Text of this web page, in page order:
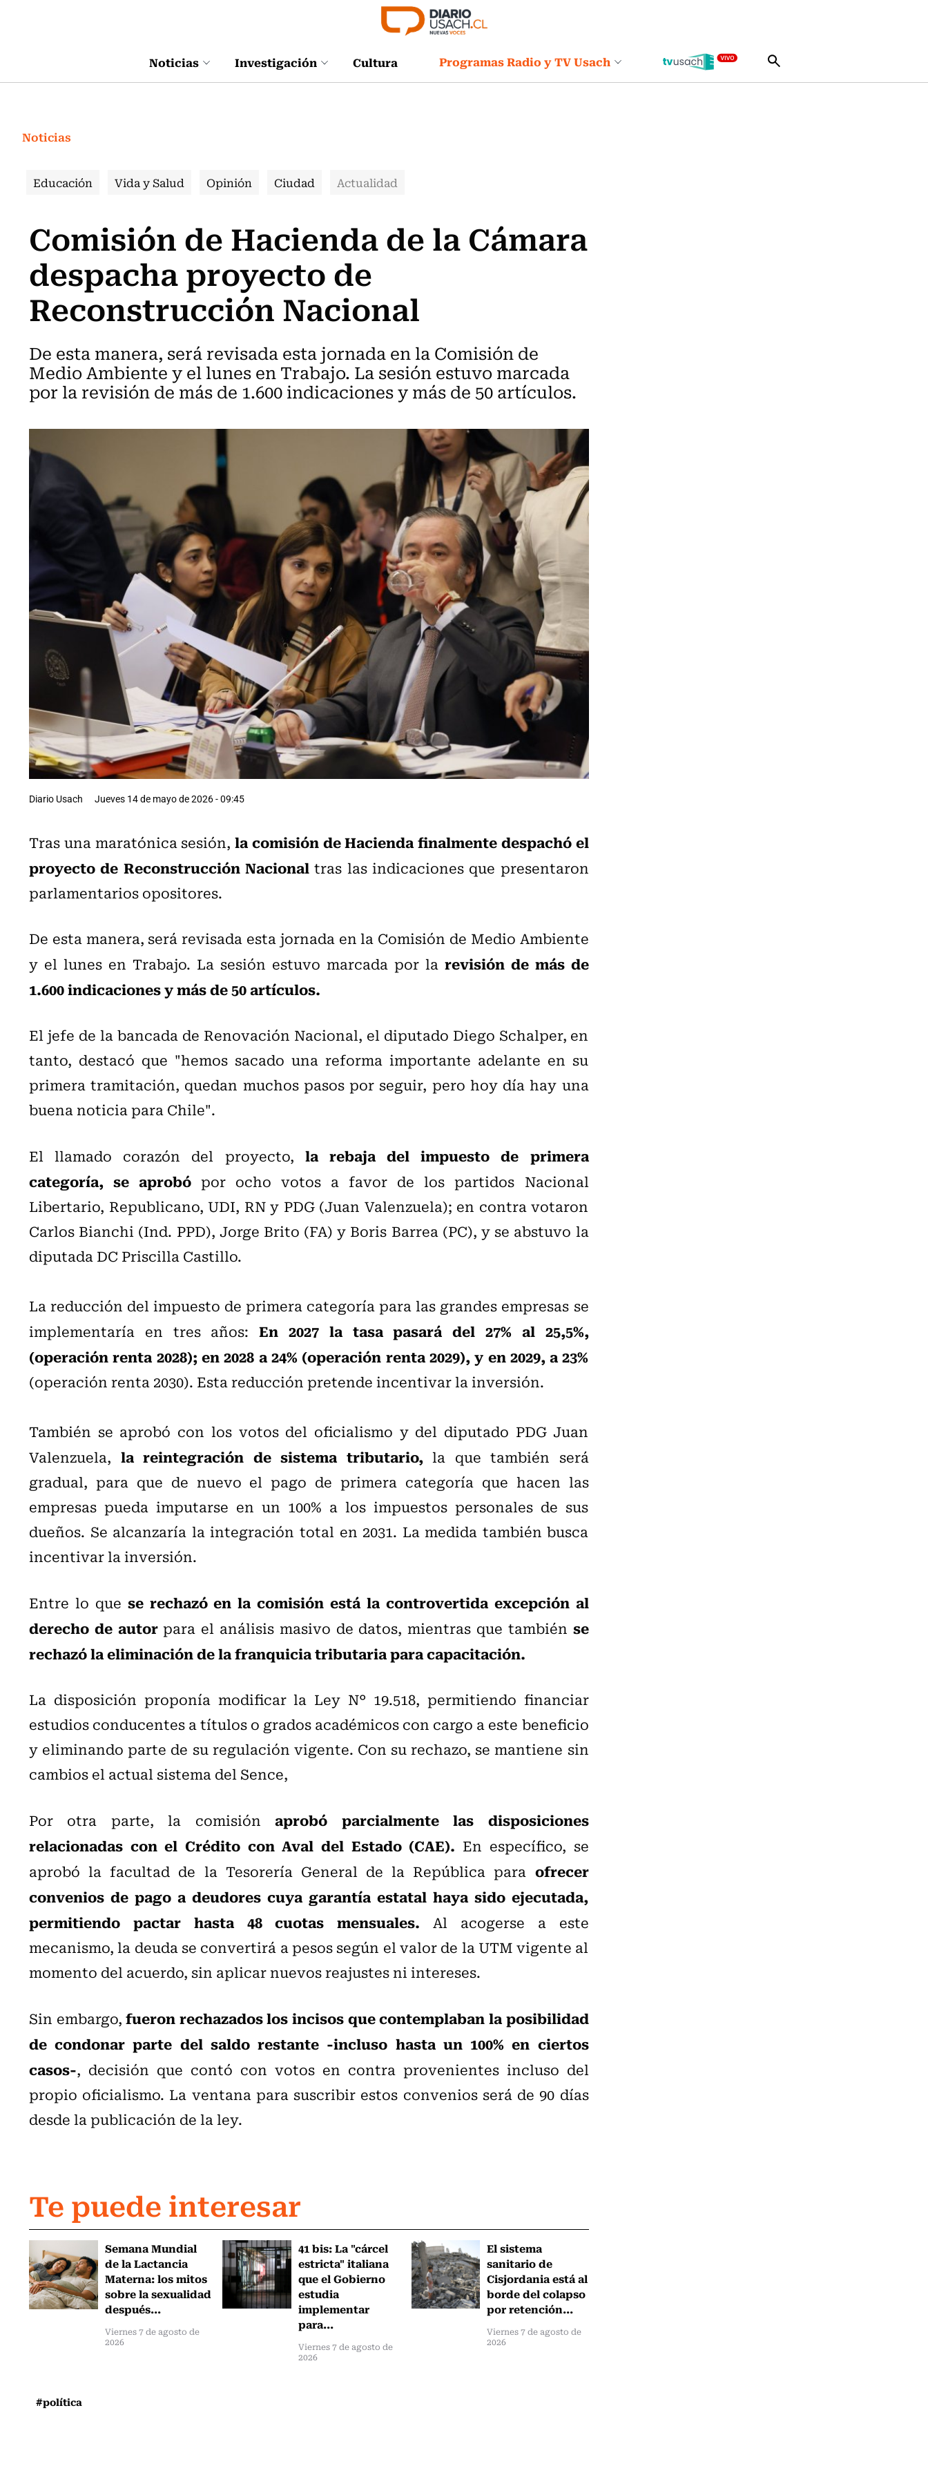
Noticias Investigación Cultura Programas Radio y TV Usach
Noticias
Educación Vida y Salud Opinión Ciudad Actualidad
Comisión de Hacienda de la Cámara
despacha proyecto de
Reconstrucción Nacional
De esta manera, será revisada esta jornada en la Comisión de
Medio Ambiente y el lunes en Trabajo. La sesión estuvo marcada
por la revisión de más de 1.600 indicaciones y más de 50 artículos.
Diario Usach Jueves 14 de mayo de 2026 - 09:45
Tras una maratónica sesión, la comisión de Hacienda finalmente despachó el
proyecto de Reconstrucción Nacionaltras las indicaciones que presentaron
parlamentarios opositores.
De esta manera, será revisada esta jornada en la Comisión de Medio Ambiente
y el lunes en Trabajo. La sesión estuvo marcada por la revisión de más de
1.600 indicaciones y más de 50 artículos.
El jefe de la bancada de Renovación Nacional, el diputado Diego Schalper, en
tanto, destacó que "hemos sacado una reforma importante adelante en su
primera tramitación, quedan muchos pasos por seguir, pero hoy día hay una
buena noticia para Chile".
El llamado corazón del proyecto, la rebaja del impuesto de primera
categoría, se aprobó por ocho votos a favor de los partidos Nacional
Libertario, Republicano, UDI, RN y PDG (Juan Valenzuela); en contra votaron
Carlos Bianchi (Ind. PPD), Jorge Brito (FA) y Boris Barrea (PC), y se abstuvo la
diputada DC Priscilla Castillo.
La reducción del impuesto de primera categoría para las grandes empresas se
implementaría en tres años: En 2027 la tasa pasará del 27% al 25,5%,
(operación renta 2028); en 2028 a 24% (operación renta 2029), y en 2029, a 23%
(operación renta 2030). Esta reducción pretende incentivar la inversión.
También se aprobó con los votos del oficialismo y del diputado PDG Juan
Valenzuela, la reintegración de sistema tributario,la que también será
gradual, para que de nuevo el pago de primera categoría que hacen las
empresas pueda imputarse en un 100% a los impuestos personales de sus
dueños. Se alcanzaría la integración total en 2031. La medida también busca
incentivar la inversión.
Entre lo que se rechazó en la comisión está la controvertida excepción al
derecho de autorpara el análisis masivo de datos, mientras que también se
rechazó la eliminación de la franquicia tributaria para capacitación.
La disposición proponía modificar la Ley N° 19.518, permitiendo financiar
estudios conducentes a títulos o grados académicos con cargo a este beneficio
y eliminando parte de su regulación vigente. Con su rechazo, se mantiene sin
cambios el actual sistema del Sence,
Por otra parte, la comisiónaprobó parcialmente las disposiciones
relacionadas con el Crédito con Aval del Estado (CAE). En específico, se
aprobó la facultad de la Tesorería General de la República para ofrecer
convenios de pago a deudores cuya garantía estatal haya sido ejecutada,
permitiendo pactar hasta 48 cuotas mensuales. Al acogerse a este
mecanismo, la deuda se convertirá a pesos según el valor de la UTM vigente al
momento del acuerdo, sin aplicar nuevos reajustes ni intereses.
Sin embargo,fueron rechazados los incisos que contemplaban la posibilidad
de condonar parte del saldo restante -incluso hasta un 100% en ciertos
casos-, decisión que contó con votos en contra provenientes incluso del
propio oficialismo. La ventana para suscribir estos convenios será de 90 días
desde la publicación de la ley.
Te puede interesar
Semana Mundial
de la Lactancia
Materna: los mitos
sobre la sexualidad
después...
Viernes 7 de agosto de
2026
41 bis: La "cárcel
estricta" italiana
que el Gobierno
estudia
implementar
para...
Viernes 7 de agosto de
2026
El sistema
sanitario de
Cisjordania está al
borde del colapso
por retención...
Viernes 7 de agosto de
2026
#política